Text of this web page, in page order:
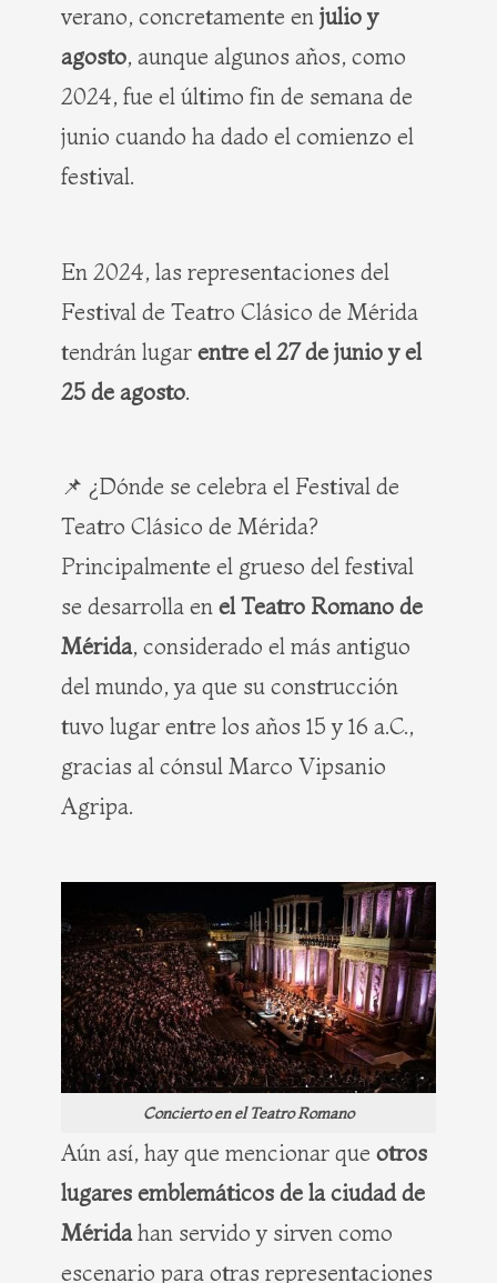
verano, concretamente en julio y
agosto, aunque algunos años, como
2024, fue el último fin de semana de
junio cuando ha dado el comienzo el
festival.
En 2024, las representaciones del
Festival de Teatro Clásico de Mérida
tendrán lugar entre el 27 de junio y el
25 de agosto.
📌 ¿Dónde se celebra el Festival de
Teatro Clásico de Mérida?
Principalmente el grueso del festival
se desarrolla en el Teatro Romano de
Mérida, considerado el más antiguo
del mundo, ya que su construcción
tuvo lugar entre los años 15 y 16 a.C.,
gracias al cónsul Marco Vipsanio
Agripa.
Concierto en el Teatro Romano
Aún así, hay que mencionar que otros
lugares emblemáticos de la ciudad de
Méridahan servido y sirven como
escenario para otras representaciones